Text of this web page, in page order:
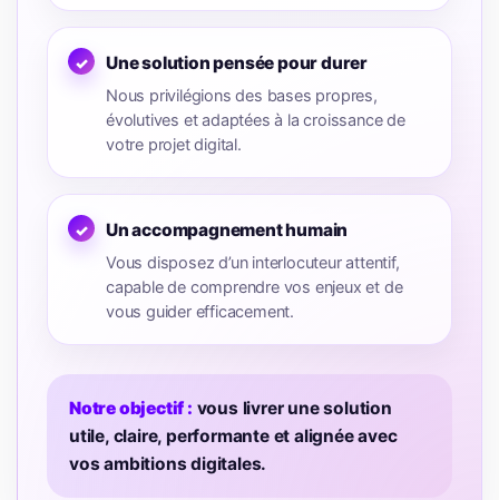
Une solution pensée pour durer
Nous privilégions des bases propres,
évolutives et adaptées à la croissance de
votre projet digital.
Un accompagnement humain
Vous disposez d’un interlocuteur attentif,
capable de comprendre vos enjeux et de
vous guider efficacement.
Notre objectif : vous livrer une solution
utile, claire, performante et alignée avec
vos ambitions digitales.